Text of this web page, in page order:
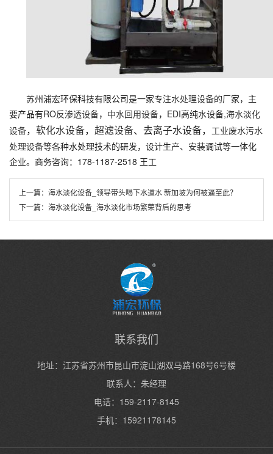
苏州浦宏环保科技有限公司是一家专注水处理设备的厂家，主
要产品有RO反渗透设备， 中水回用设备，EDI高纯水设备,海水淡化
设备， 软化水设备， 超滤设备、去离子水设备， 工业废水污水
处理设备等各种水处理技术的研发，设计生产、安装调试等一体化
企业。商务咨询：178-1187-2518 王工
上一篇： 海水淡化设备_领导带头喝下水道水 新加坡为何被逼至此？
下一篇： 海水淡化设备_海水淡化市场繁荣背后的思考
联系我们
地址：江苏省苏州市昆山市淀山湖双马路168号6号楼
联系人：朱经理
电话：159-2117-8145
手机：15921178145